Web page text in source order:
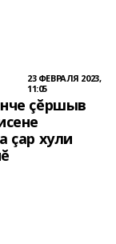
23 ФЕВРАЛЯ 2023,
11:05
çĕршыв
çар хули